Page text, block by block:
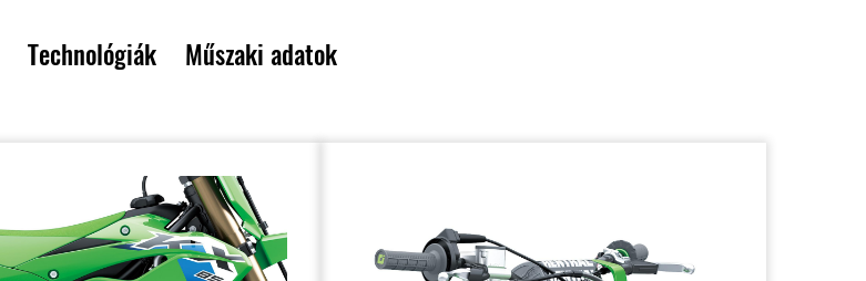
Technológiák Műszaki adatok